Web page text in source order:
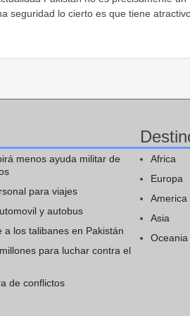
seguridad lo cierto es que tiene
menos ayuda militar de
para viajes
y autobus
a los talibanes en Pakistán
para luchar contra el
de conflictos
Africa
Europa
America
Asia
Oceania